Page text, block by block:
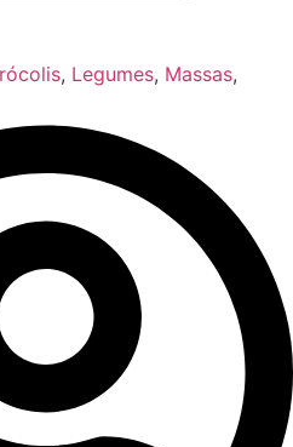
, Legumes, Massas,